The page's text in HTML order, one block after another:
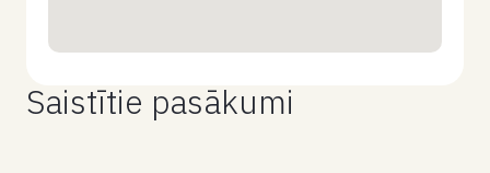
Saistītie pasākumi